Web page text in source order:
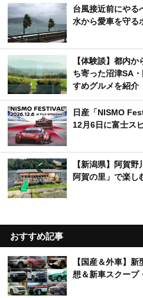
台風接近前にやる
水から愛車を守る
【体験談】都内
ち寄った沼津SA
すめグルメを紹介
日産「NISMO
12月6日に富士ス
【新潟県】阿賀
阿賀の里」で楽し
おすすめ記事
【国産＆外車】
想＆新車スクープ